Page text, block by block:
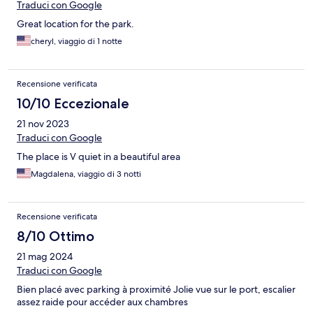
Traduci con Google
Great location for the park.
cheryl, viaggio di 1 notte
Recensione verificata
10/10 Eccezionale
21 nov 2023
Traduci con Google
The place is V quiet in a beautiful area
Magdalena, viaggio di 3 notti
Recensione verificata
8/10 Ottimo
21 mag 2024
Traduci con Google
Bien placé avec parking à proximité Jolie vue sur le port, escalier
assez raide pour accéder aux chambres